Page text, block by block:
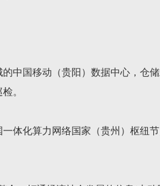
中国移动（贵阳）数据中心，仓
。
体化算力网络国家（贵州）枢纽